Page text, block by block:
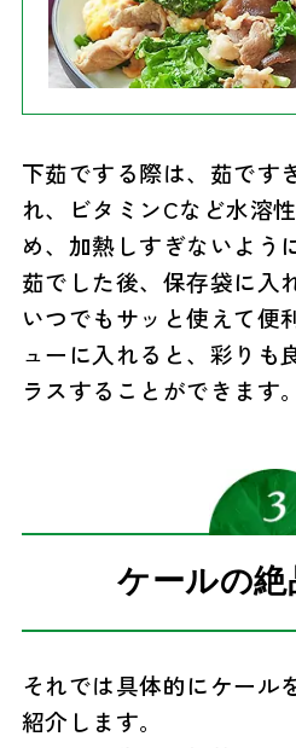
下茹でする際は、茹です
れ、ビタミンCなど水溶
め、加熱しすぎないよう
茹でした後、保存袋に入
いつでもサッと使えて便
ューに入れると、彩りも
ラスすることができます。
ケールの
それでは具体的にケール
紹介します。